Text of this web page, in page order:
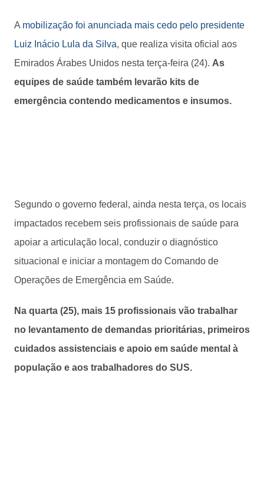
A mobilização foi anunciada mais cedo pelo presidente
Luiz Inácio Lula da Silva, que realiza visita oficial aos
Emirados Árabes Unidos nesta terça-feira (24). As
equipes de saúde também levarão kits de
emergência contendo medicamentos e insumos.
Segundo o governo federal, ainda nesta terça, os locais
impactados recebem seis profissionais de saúde para
apoiar a articulação local, conduzir o diagnóstico
situacional e iniciar a montagem do Comando de
Operações de Emergência em Saúde.
Na quarta (25), mais 15 profissionais vão trabalhar
no levantamento de demandas prioritárias, primeiros
cuidados assistenciais e apoio em saúde mental à
população e aos trabalhadores do SUS.